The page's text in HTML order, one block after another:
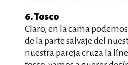
6. Tosco
Claro, en la cama
de la parte salvaje del
nuestra pareja cruza la